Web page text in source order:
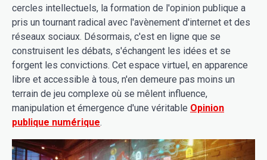
cercles intellectuels, la formation de l'opinion publique a
pris un tournant radical avec l'avènement d'internet et des
réseaux sociaux. Désormais, c'est en ligne que se
construisent les débats, s'échangent les idées et se
forgent les convictions. Cet espace virtuel, en apparence
libre et accessible à tous, n'en demeure pas moins un
terrain de jeu complexe où se mêlent influence,
manipulation et émergence d'une véritable Opinion
publique numérique.